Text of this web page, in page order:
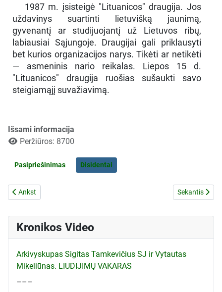
1987 m. įsisteigė "Lituanicos" draugija. Jos
uždavinys suartinti lietuvišką jaunimą,
gyvenantį ar studijuojantį už Lietuvos ribų,
labiausiai Sąjungoje. Draugijai gali priklausyti
bet kurios organizacijos narys. Tikėti ar netikėti
— asmeninis nario reikalas. Liepos 15 d.
"Lituanicos" draugija ruošias sušaukti savo
steigiamąjį suvažiavimą.
Išsami informacija
Peržiūros: 8700
Pasipriešinimas Disidentai
Ankstesnis straipsnis: REABILITUOTAS A. A. VYSKUPAS
Ankst Kitas
Sekantis
Kronikos Video
Arkivyskupas Sigitas Tamkevičius SJ ir Vytautas
Mikeliūnas. LIUDIJIMŲ VAKARAS
–––